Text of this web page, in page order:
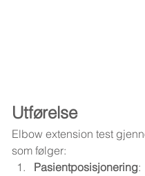
Utførelse
Elbow extension test
som følger:
Pasientposisjonering: